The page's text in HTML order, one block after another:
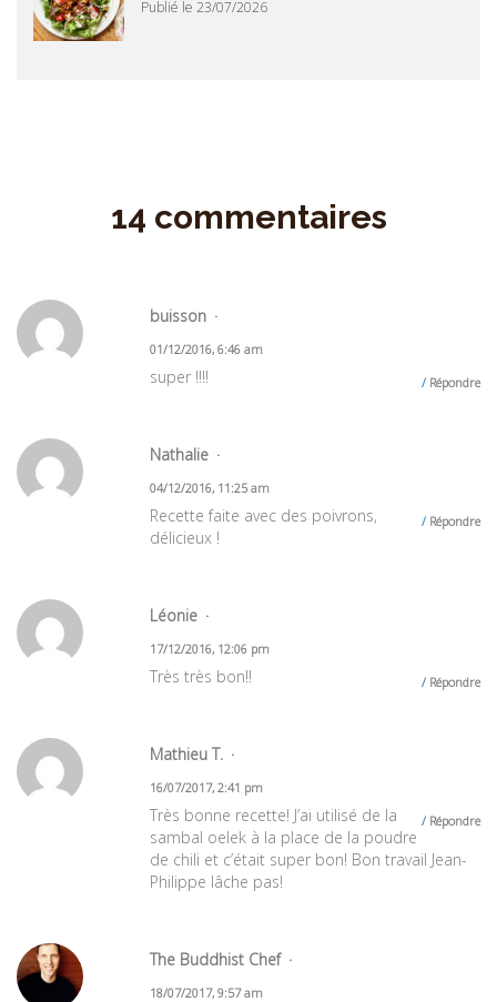
Publié le 23/07/2026
14 commentaires
buisson
01/12/2016, 6:46 am
Répondre
super !!!!
Nathalie
04/12/2016, 11:25 am
Répondre
Recette faite avec des poivrons,
délicieux !
Léonie
17/12/2016, 12:06 pm
Répondre
Très très bon!!
Mathieu T.
16/07/2017, 2:41 pm
Répondre
Très bonne recette! J’ai utilisé de la
sambal oelek à la place de la poudre
de chili et c’était super bon! Bon travail Jean-
Philippe lâche pas!
The Buddhist Chef
18/07/2017, 9:57 am